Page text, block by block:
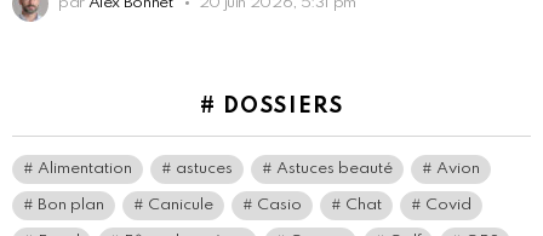
# DOSSIERS
Alimentation astuces Astuces beauté Avion
Bon plan Canicule Casio Chat Covid